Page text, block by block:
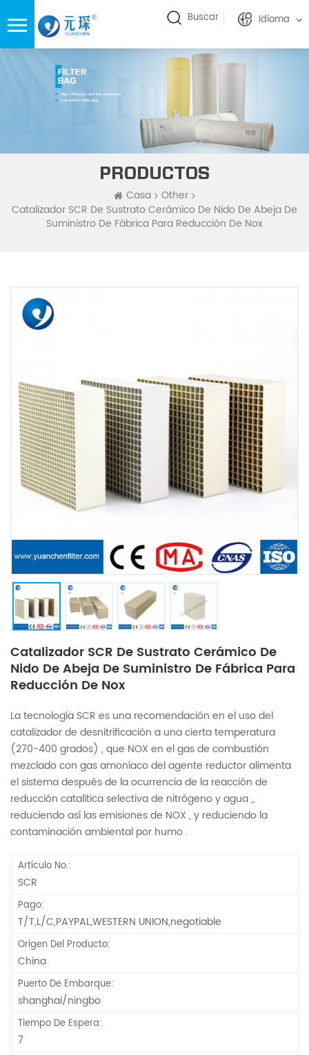
Buscar Idioma
PRODUCTOS
Casa
Other
Catalizador SCR De Sustrato Cerámico De Nido De Abeja De
Suministro De Fábrica Para Reducción De Nox
Catalizador SCR De Sustrato Cerámico De
Nido De Abeja De Suministro De Fábrica Para
Reducción De Nox
La tecnología SCR es una recomendación en el uso del
catalizador de desnitrificación a una cierta temperatura
(270-400 grados) , que NOX en el gas de combustión
mezclado con gas amoníaco del agente reductor alimenta
el sistema después de la ocurrencia de la reacción de
reducción catalítica selectiva de nitrógeno y agua ,,
reduciendo así las emisiones de NOX , y reduciendo la
contaminación ambiental por humo .
Artículo No.:
SCR
Pago:
T/T,L/C,PAYPAL,WESTERN UNION,negotiable
Origen Del Producto:
China
Puerto De Embarque:
shanghai/ningbo
Tiempo De Espera:
7